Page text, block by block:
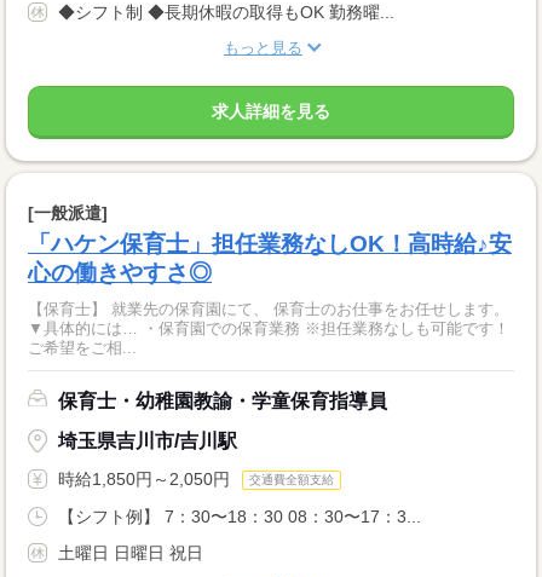
◆シフト制 ◆長期休暇の取得もOK 勤務曜...
もっと見る
求人詳細を見る
[一般派遣]
「ハケン保育士」担任業務なしOK！高時給♪安
心の働きやすさ◎
【保育士】 就業先の保育園にて、 保育士のお仕事をお任せします。
▼具体的には… ・保育園での保育業務 ※担任業務なしも可能です！
ご希望をご相...
保育士・幼稚園教諭・学童保育指導員
埼玉県吉川市/吉川駅
時給1,850円～2,050円 交通費全額支給
【シフト例】 7：30〜18：30 08：30〜17：3...
土曜日 日曜日 祝日